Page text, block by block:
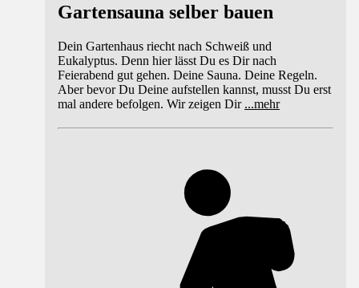
Gartensauna selber bauen
Dein Gartenhaus riecht nach Schweiß und
Eukalyptus. Denn hier lässt Du es Dir nach
Feierabend gut gehen. Deine Sauna. Deine Regeln.
Aber bevor Du Deine aufstellen kannst, musst Du erst
mal andere befolgen. Wir zeigen Dir ...mehr